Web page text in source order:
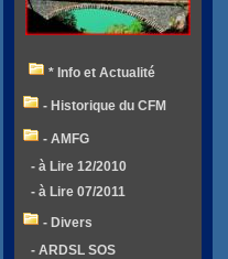
* Info et Actualité
- Historique du CFM
- AMFG
- à Lire 12/2010
- à Lire 07/2011
- Divers
- ARDSL SOS